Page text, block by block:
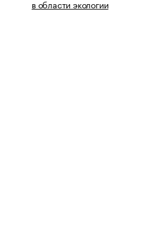
в области экологии